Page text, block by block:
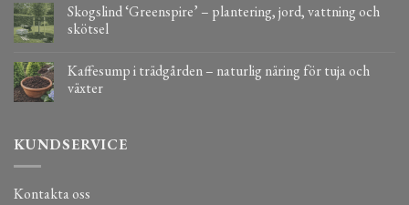
Skogslind ‘Greenspire’ – plantering, jord, vattning och
skötsel
Kaffesump i trädgården – naturlig näring för tuja och
växter
KUNDSERVICE
Kontakta oss